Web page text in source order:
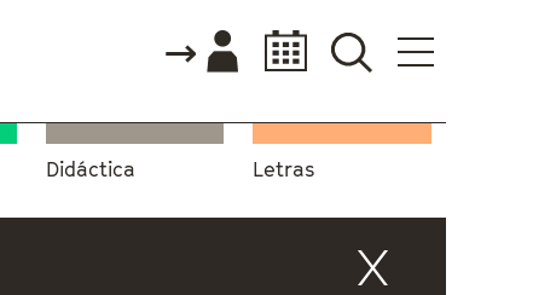
Didáctica Letras